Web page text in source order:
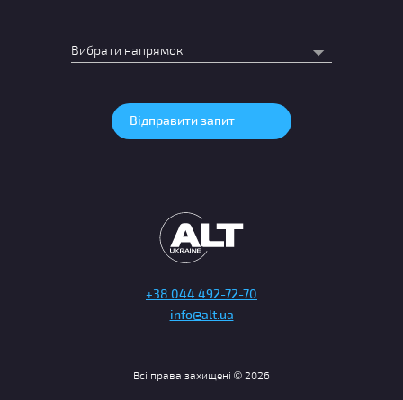
+38 044 492-72-70
info@alt.ua
Всі права захищені © 2026